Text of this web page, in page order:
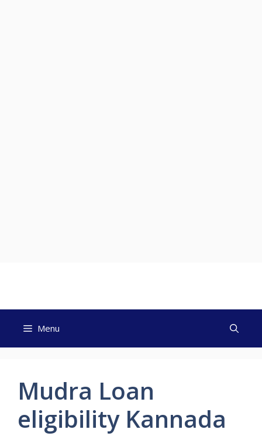
Menu
Mudra Loan
eligibility Kannada